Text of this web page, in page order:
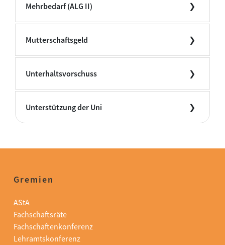
Mehrbedarf (ALG II)
Mutterschaftsgeld
Unterhaltsvorschuss
Unterstützung der Uni
Gremien
AStA
Fachschaftsräte
Fachschaftenkonferenz
Lehramtskonferenz